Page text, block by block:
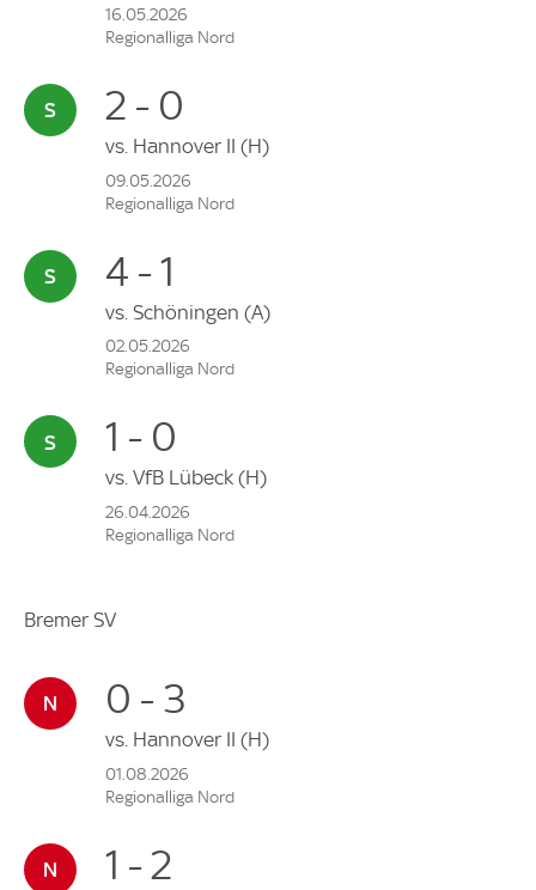
16.05.2026
Regionalliga Nord
2 - 0
vs. Hannover II (H)
09.05.2026
Regionalliga Nord
4 - 1
vs. Schöningen (A)
02.05.2026
Regionalliga Nord
1 - 0
vs. VfB Lübeck (H)
26.04.2026
Regionalliga Nord
Bremer SV
0 - 3
vs. Hannover II (H)
01.08.2026
Regionalliga Nord
1 - 2